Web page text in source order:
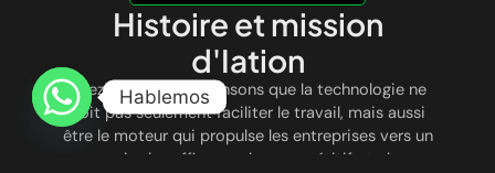
Histoire et mission
d'Iation
Chez Iation, nous pensons que la technologie ne
doit pas seulement faciliter le travail, mais aussi
être le moteur qui propulse les entreprises vers un
avenir plus efficace, plus compétitif et plus
Hablemos